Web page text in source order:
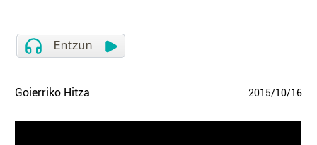
Goierriko Hitza 2015/10/16